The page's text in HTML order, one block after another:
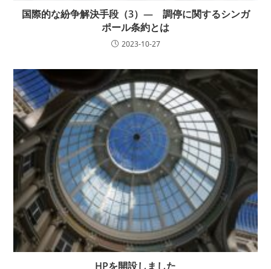
国際的な紛争解決手段（3）— 調停に関するシンガ
ポール条約とは
2023-10-27
HPを開設しました